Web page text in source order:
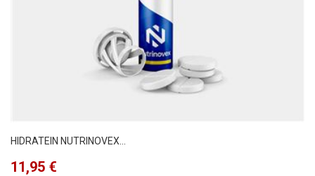
HIDRATEIN NUTRINOVEX...
Precio
11,95 €